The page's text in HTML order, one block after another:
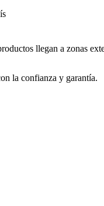
llegan a zonas
la confianza y garantía.